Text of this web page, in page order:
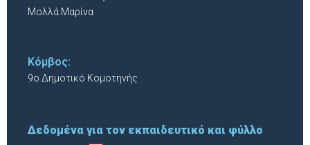
Μολλά Μαρίνα
Κόμβος:
9ο Δημοτικό Κομοτηνής
Δεδομένα για τον εκπαιδευτικό και φύλλο